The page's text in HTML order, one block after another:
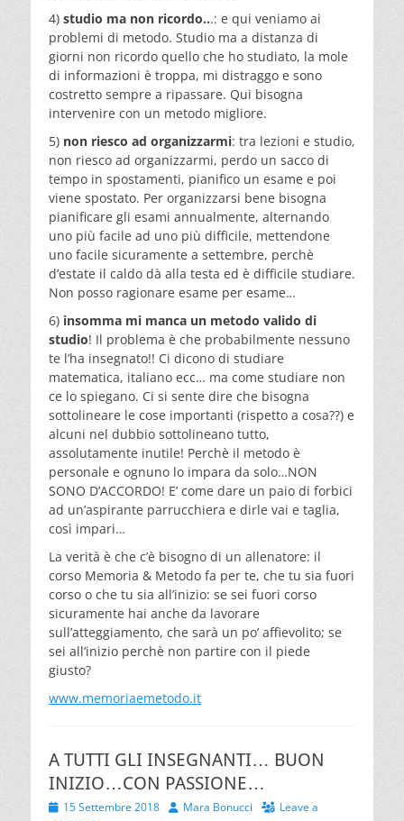
4) studio ma non ricordo...: e qui veniamo ai
problemi di metodo. Studio ma a distanza di
giorni non ricordo quello che ho studiato, la mole
di informazioni è troppa, mi distraggo e sono
costretto sempre a ripassare. Qui bisogna
intervenire con un metodo migliore.
5) non riesco ad organizzarmi: tra lezioni e studio,
non riesco ad organizzarmi, perdo un sacco di
tempo in spostamenti, pianifico un esame e poi
viene spostato. Per organizzarsi bene bisogna
pianificare gli esami annualmente, alternando
uno più facile ad uno più difficile, mettendone
uno facile sicuramente a settembre, perchè
d’estate il caldo dà alla testa ed è difficile studiare.
Non posso ragionare esame per esame…
6) insomma mi manca un metodo valido di
studio! Il problema è che probabilmente nessuno
te l’ha insegnato!! Ci dicono di studiare
matematica, italiano ecc… ma come studiare non
ce lo spiegano. Ci si sente dire che bisogna
sottolineare le cose importanti (rispetto a cosa??) e
alcuni nel dubbio sottolineano tutto,
assolutamente inutile! Perchè il metodo è
personale e ognuno lo impara da solo…NON
SONO D’ACCORDO! E’ come dare un paio di forbici
ad un’aspirante parrucchiera e dirle vai e taglia,
così impari…
La verità è che c’è bisogno di un allenatore: il
corso Memoria & Metodo fa per te, che tu sia fuori
corso o che tu sia all’inizio: se sei fuori corso
sicuramente hai anche da lavorare
sull’atteggiamento, che sarà un po’ affievolito; se
sei all’inizio perchè non partire con il piede
giusto?
www.memoriaemetodo.it
A TUTTI GLI INSEGNANTI… BUON
INIZIO…CON PASSIONE…
Posted15 Settembre 2018 AuthorMara Bonucci
Leave a